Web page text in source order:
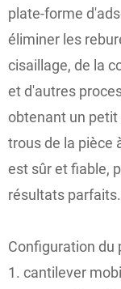
plate-forme
éliminer les
cisaillage, de la
et d'autres
obtenant un petit
trous de la pièce
est sûr et fiable,
résultats parfaits.
Configuration du
1. cantilever